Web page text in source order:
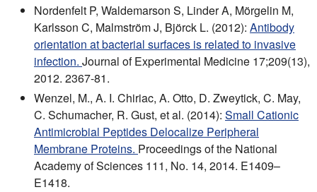
Nordenfelt P, Waldemarson S, Linder A, Mörgelin M,
Karlsson C, Malmström J, Björck L. (2012): Antibody
orientation at bacterial surfaces is related to invasive
infection. Journal of Experimental Medicine 17;209(13),
2012. 2367-81.
Wenzel, M., A. I. Chiriac, A. Otto, D. Zweytick, C. May,
C. Schumacher, R. Gust, et al. (2014): Small Cationic
Antimicrobial Peptides Delocalize Peripheral
Membrane Proteins. Proceedings of the National
Academy of Sciences 111, No. 14, 2014. E1409–
E1418.